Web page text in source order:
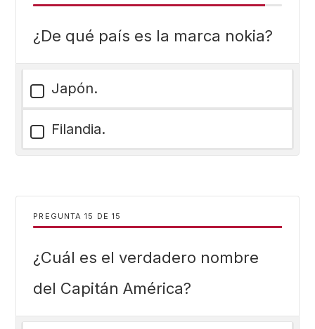
¿De qué país es la marca nokia?
Japón.
Filandia.
PREGUNTA DE 15
¿Cuál es el verdadero nombre
del Capitán América?